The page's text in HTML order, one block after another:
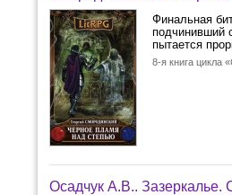
Финальная
подчинивший
пытается
8-я книга цикла
Осадчук А.В.. Зазеркалье.